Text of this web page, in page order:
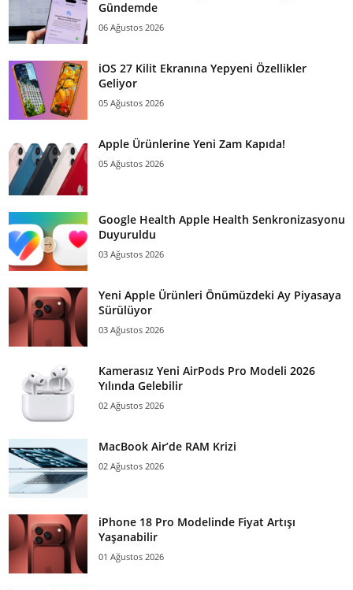
Gündemde
06 Ağustos 2026
iOS 27 Kilit Ekranına Yepyeni Özellikler
Geliyor
05 Ağustos 2026
Apple Ürünlerine Yeni Zam Kapıda!
05 Ağustos 2026
Google Health Apple Health Senkronizasyonu
Duyuruldu
03 Ağustos 2026
Yeni Apple Ürünleri Önümüzdeki Ay Piyasaya
Sürülüyor
03 Ağustos 2026
Kamerasız Yeni AirPods Pro Modeli 2026
Yılında Gelebilir
02 Ağustos 2026
MacBook Air’de RAM Krizi
02 Ağustos 2026
iPhone 18 Pro Modelinde Fiyat Artışı
Yaşanabilir
01 Ağustos 2026